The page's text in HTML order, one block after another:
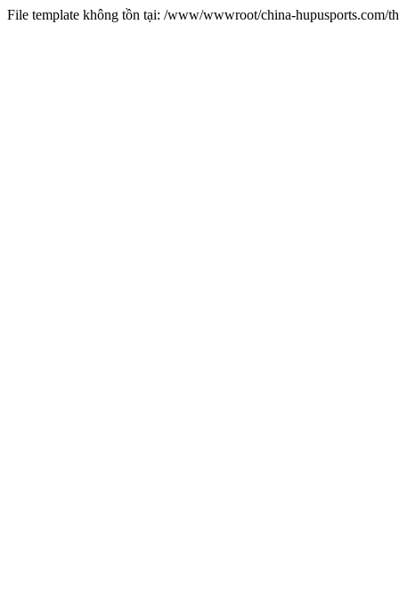
File template không tồn tại: /www/wwwroot/china-hupusports.com/